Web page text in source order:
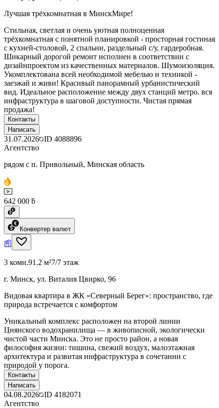
Лучшая трёхкомнатная в МинскМире!
Стильная, светлая и очень уютная полноценная
трёхкомнатная с понятной планировкой - просторная гостиная
с кухней-столовой, 2 спальни, раздельный с/у, гардеробная.
Шикарный дорогой ремонт исполнен в соответствии с
дизайнпроектом из качественных материалов. Шумоизоляция.
Укомплектована всей необходимой мебелью и техникой -
заезжай и живи! Красивый панорамный урбанистический
вид. Идеальное расположение между двух станций метро. вся
инфраструктура в шаговой доступности. Чистая прямая
продажа!
Контакты
Написать
31.07.2026 ID 4088896
Агентство
рядом с п. Привольный, Минская область
642 000 ƃ
Конвертер валют
3 комн.91.2 м²7/7 этаж
г. Минск, ул. Виталия Цвирко, 96
Видовая квартира в ЖК «Северный Берег»: пространство, где
природа встречается с комфортом
Уникальный комплекс расположен на второй линии
Цнянского водохранилища — в живописной, экологически
чистой части Минска. Это не просто район, а новая
философия жизни: тишина, свежий воздух, малоэтажная
архитектура и развитая инфраструктура в сочетании с
природой у порога.
Контакты
Написать
04.08.2026 ID 4182071
Агентство